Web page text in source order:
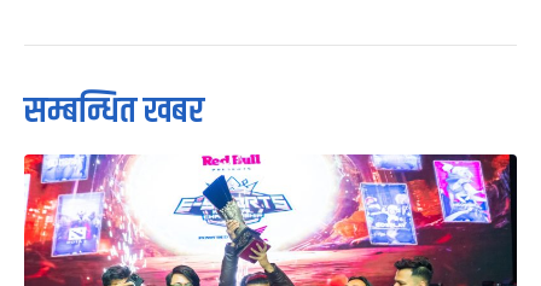
सम्बन्धित खबर